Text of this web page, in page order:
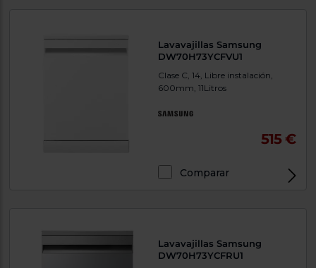
Lavavajillas Samsung
DW70H73YCFVU1
Clase C, 14, Libre instalación,
600mm, 11Litros
515 €
Comparar
Lavavajillas Samsung
DW70H73YCFRU1